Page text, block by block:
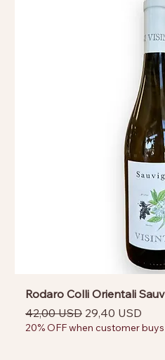
Rodaro Colli Orientali
Prezzo regolare
42,00 USD Prezzo scontato
29,40 USD
20% OFF when customer